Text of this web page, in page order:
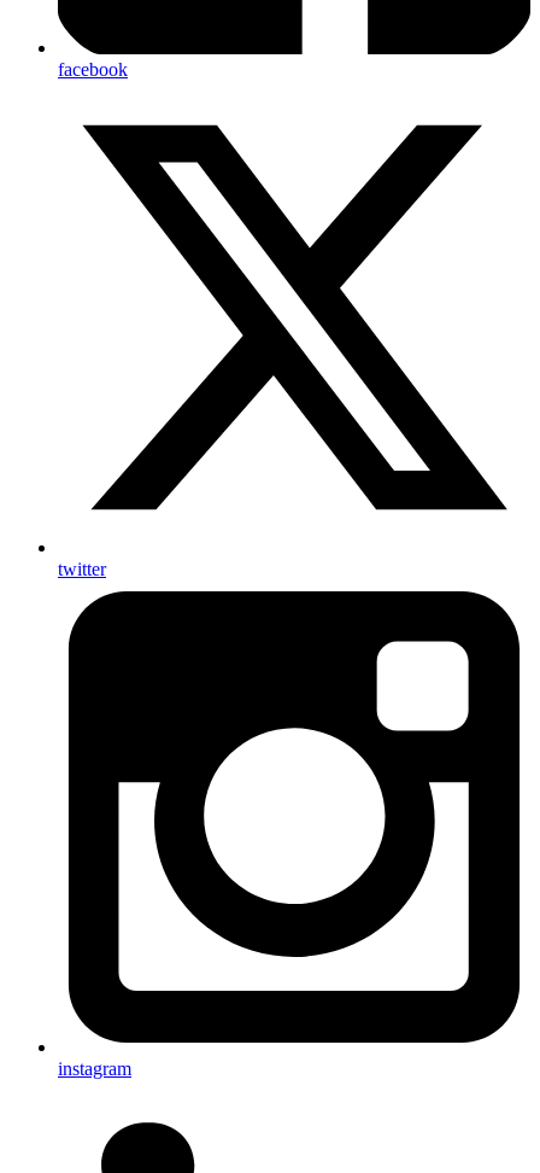
facebook
twitter
instagram